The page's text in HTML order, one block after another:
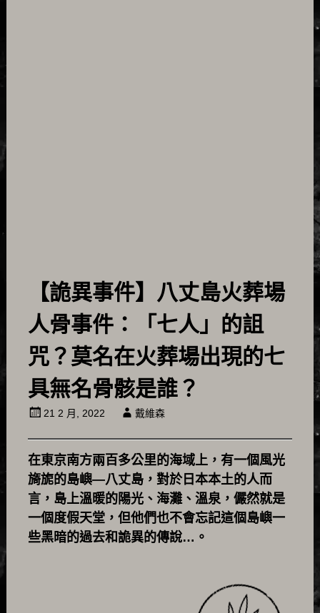
【詭異事件】八丈島火葬場
人骨事件：「七人」的詛
咒？莫名在火葬場出現的七
具無名骨骸是誰？
21 2 月, 2022 戴維森
在東京南方兩百多公里的海域上，有一個風光
旖旎的島嶼—八丈島，對於日本本土的人而
言，島上溫暖的陽光、海灘、溫泉，儼然就是
一個度假天堂，但他們也不會忘記這個島嶼一
些黑暗的過去和詭異的傳說…。